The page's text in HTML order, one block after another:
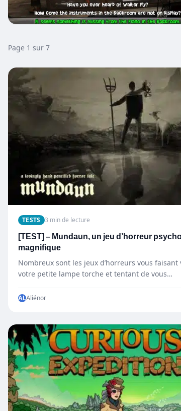
Page 1 sur 7
TESTS 3 min de lecture
[TEST] – Mundaun, un jeu d’horreur
magnifique
Nombreux sont les jeux d’horreurs vous faisant
votre petite lampe torche et tentant de vous…
ALAliénor